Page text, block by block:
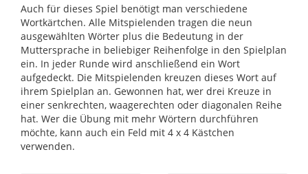
Auch für dieses Spiel benötigt man verschiedene
Wortkärtchen. Alle Mitspielenden tragen die neun
ausgewählten Wörter plus die Bedeutung in der
Muttersprache in beliebiger Reihenfolge in den Spielplan
ein. In jeder Runde wird anschließend ein Wort
aufgedeckt. Die Mitspielenden kreuzen dieses Wort auf
ihrem Spielplan an. Gewonnen hat, wer drei Kreuze in
einer senkrechten, waagerechten oder diagonalen Reihe
hat. Wer die Übung mit mehr Wörtern durchführen
möchte, kann auch ein Feld mit 4 x 4 Kästchen
verwenden.